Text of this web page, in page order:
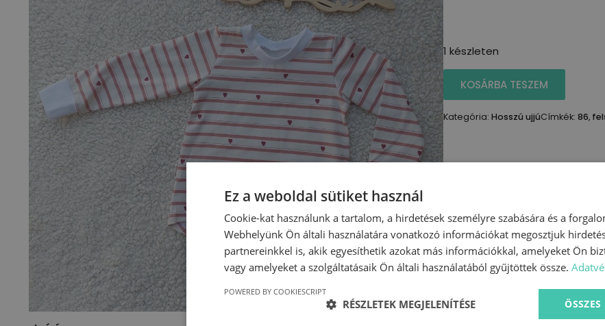
1 készleten
KOSÁRBA TESZEM
Kategória: Hosszú ujjúCímkék: 86,
Ez a weboldal sütiket használ
Cookie-kat használunk a tartalom, a hirdetések személyre szabására és a
Webhelyünk Ön általi használatára vonatkozó információkat megosztjuk
partnereinkkel is, akik egyesíthetik azokat más információkkal, amelyeket Ön
vagy amelyeket a szolgáltatásaik Ön általi használatából gyűjtöttek össze.
RÉSZLETEK MEGJELENÍTÉSE
POWERED BY COOKIESCRIPT